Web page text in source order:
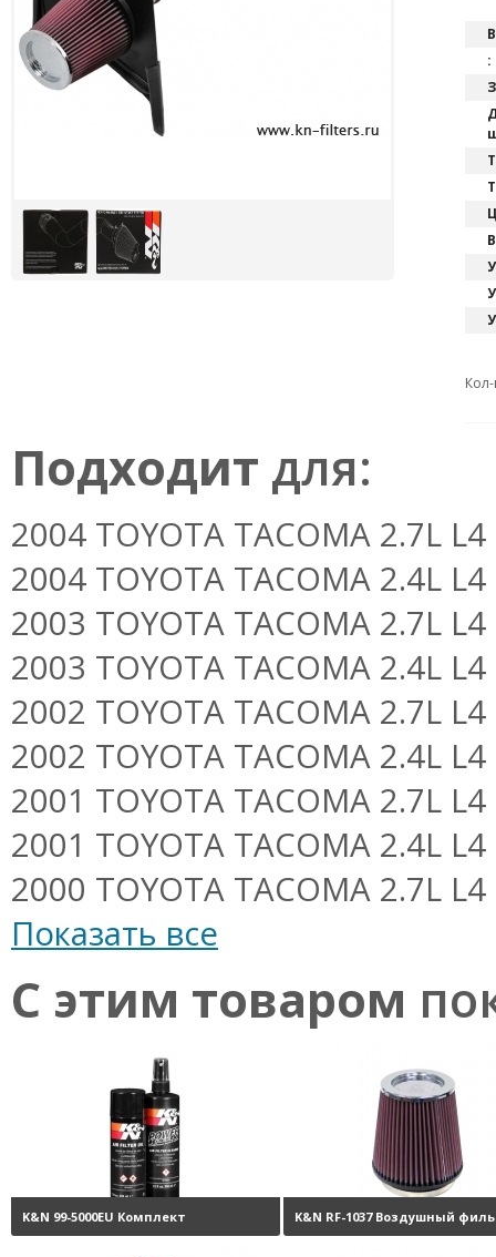
:
Подходит для:
2004 TOYOTA TACOMA 2.7L
2004 TOYOTA TACOMA 2.4L
2003 TOYOTA TACOMA 2.7L
2003 TOYOTA TACOMA 2.4L
2002 TOYOTA TACOMA 2.7L
2002 TOYOTA TACOMA 2.4L
2001 TOYOTA TACOMA 2.7L
2001 TOYOTA TACOMA 2.4L
2000 TOYOTA TACOMA 2.7L
Показать все
С этим товаром
K&N 99-5000EU Комплект K&N RF-1037 Воздушный